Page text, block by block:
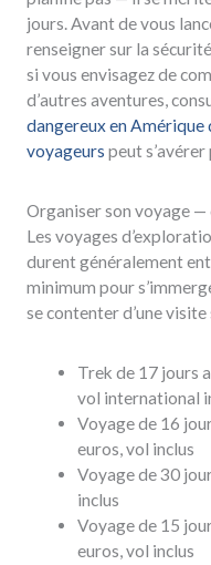
jours. Avant de vous
renseigner sur la
si vous envisagez de
d’autres aventures,
dangereux en Amérique
voyageurs peut s’avérer
Organiser son voyage
Les voyages
durent généralement
minimum pour
se contenter d’une
Trek de 17 jours
vol international
Voyage de 16
euros, vol inclus
Voyage de 30
inclus
Voyage de 15
euros, vol inclus